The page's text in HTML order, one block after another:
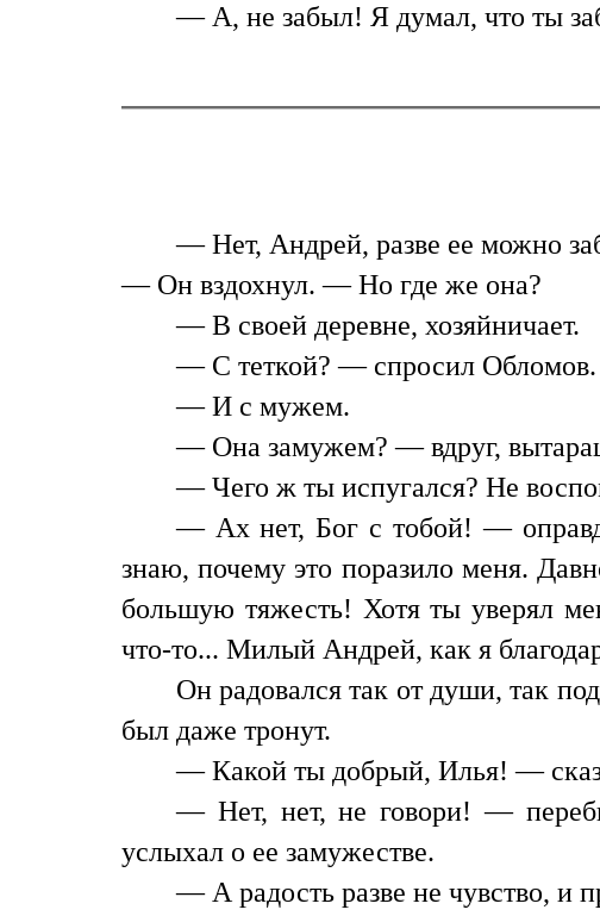
— А, не забыл! Я думал, что ты
— Нет, Андрей, разве ее можно
— Он вздохнул. — Но где же она?
— В своей деревне, хозяйничает.
— С теткой? — спросил Обломов.
— И с мужем.
— Она замужем? — вдруг,
— Чего ж ты испугался? Не
— Ах нет, Бог с тобой! —
знаю, почему это поразило меня.
большую тяжесть! Хотя ты уверял
что-то... Милый Андрей, как я
Он радовался так от души, так
был даже тронут.
— Какой ты добрый, Илья! —
— Нет, нет, не говори! —
услыхал о ее замужестве.
— А радость разве не чувство, и